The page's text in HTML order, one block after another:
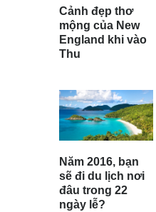
Cảnh đẹp thơ
mộng của New
England khi vào
Thu
Năm 2016, bạn
sẽ đi du lịch nơi
đâu trong 22
ngày lễ?